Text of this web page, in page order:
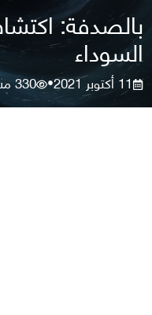
بالصدفة:
السوداء
11 أكتوبر 2021 •
330